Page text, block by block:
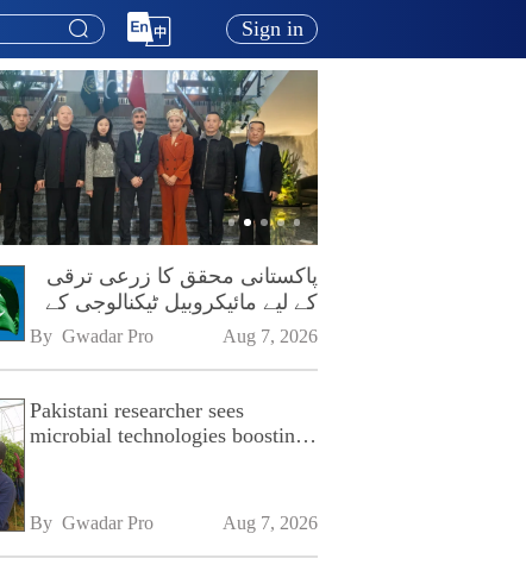
Sign in
پاکستانی محقق کا زرعی ترقی
کے لیے مائیکروبیل ٹیکنالوجی کے
فروغ پر زور
By Gwadar Pro Aug 7, 2026
Pakistani researcher sees
microbial technologies boosting
By Gwadar Pro Aug 7, 2026